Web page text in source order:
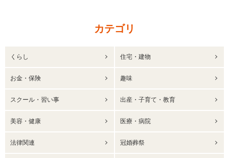
カテゴリ
くらし 住宅・建物
お金・保険 趣味
スクール・習い事 出産・子育て・教育
美容・健康 医療・病院
法律関連 冠婚葬祭